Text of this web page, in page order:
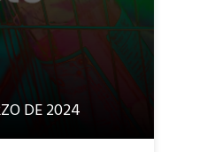
DE 2024